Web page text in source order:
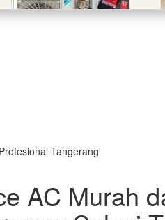
AC Murah